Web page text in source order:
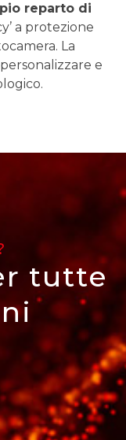
reparto di
a protezione
La
e
tutte